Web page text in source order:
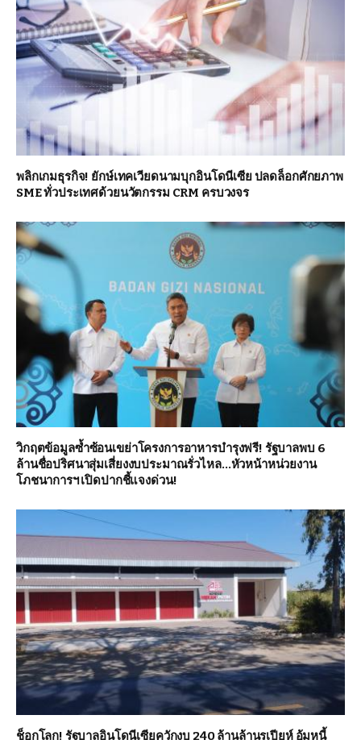
พลิกเกมธุรกิจ! ยักษ์เทคเวียดนามบุกอินโดนีเซีย ปลดล็อกศักยภาพ
SME ทั่วประเทศด้วยนวัตกรรม CRM ครบวงจร
วิกฤตข้อมูลซ้ำซ้อนเขย่าโครงการอาหารบำรุงฟรี! รัฐบาลพบ 6
ล้านชื่อปริศนาสุ่มเสี่ยงงบประมาณรั่วไหล…หัวหน้าหน่วยงาน
โภชนาการฯ เปิดปากชี้แจงด่วน!
ช็อกโลก! รัฐบาลอินโดนีเซียควักงบ 240 ล้านล้านรูเปียห์ อุ้มหนี้